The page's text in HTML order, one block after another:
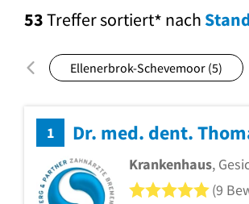
53Treffersortiert* nach
Ellenerbrok-Schevemoor (5)
1 Dr. med. dent.
Krankenhaus,
5 von
(9